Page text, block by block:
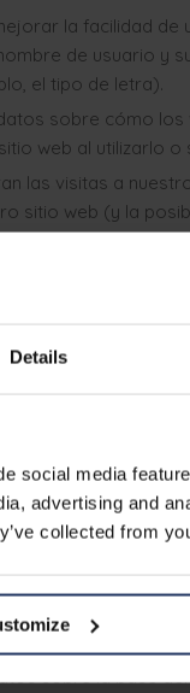
Details
social media
advertising and
collected from
la facilidad de
de usuario y
el tipo de letra).
sobre cómo
web al utilizarlo
las visitas a
sitio web (y la
cookies de
sobre
que vea anuncios
contener plug-
de servicios de
no tiene
cuando
a nosotros
sobre la forma en
sobre la base